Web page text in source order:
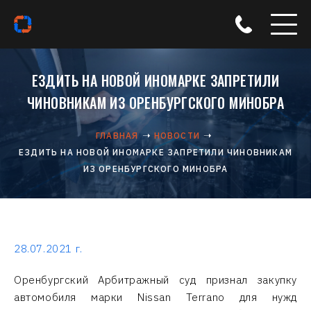
ЕЗДИТЬ НА НОВОЙ ИНОМАРКЕ ЗАПРЕТИЛИ
ЧИНОВНИКАМ ИЗ ОРЕНБУРГСКОГО МИНОБРА
ГЛАВНАЯ
НОВОСТИ
ЕЗДИТЬ НА НОВОЙ ИНОМАРКЕ ЗАПРЕТИЛИ ЧИНОВНИКАМ
ИЗ ОРЕНБУРГСКОГО МИНОБРА
28.07.2021 г.
Оренбургский Арбитражный суд признал закупку
автомобиля марки Nissan Terrano для нужд